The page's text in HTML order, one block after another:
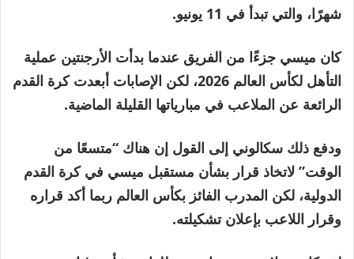
شهرًا، والتي تبدأ في 11 يونيو.
كان ميسي جزءًا من الفريق عندما بدأت الأرجنتين عملية
التأهل لكأس العالم 2026، لكن الإصابات أبعدت كرة القدم
الرائعة عن الملاعب في مبارياتها القليلة الماضية.
ودفع ذلك سكالوني إلى القول إن هناك “متسعًا من
الوقت” لاتخاذ قرار بشأن مستقبل ميسي في كرة القدم
الدولية، لكن المدرب الفائز بكأس العالم ربما أكد قراره
وقرار اللاعب بإعلان تشكيلته.